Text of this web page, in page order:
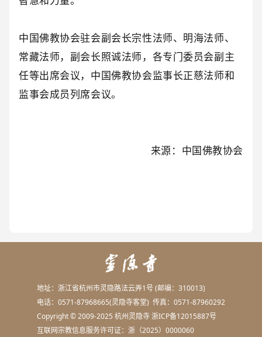
中国佛教协会驻会副会长宗性法师、明海法师、
常藏法师，副会长照诚法师，各专门委员会副主
任等出席会议，中国佛教协会监事长正慈法师和
监事会成员列席会议。
来源：中国佛教协会
地址：浙江省杭州市灵隐路法云弄1号 (邮编：310013)
电话：0571-87968665(灵隐寺客堂) 传真：0571-87960292
Copyright © 2009-2025 杭州灵隐寺浙ICP备12015887号
互联网宗教信息服务许可证：浙（2025）0000060